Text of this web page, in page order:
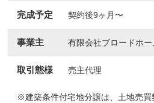
完成予定 契約後9ヶ月〜
事業主 有限会社ブロードホー
取引態様 売主代理
※建築条件付宅地分譲は、土地売買